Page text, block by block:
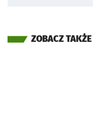
ZOBACZ TAKŻE